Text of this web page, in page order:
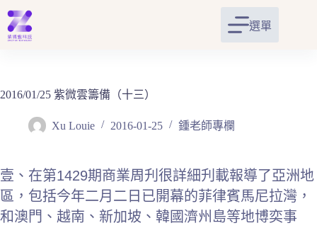
跳
至
主
容
選單
2016/01/25 紫微雲籌備（十三）
Xu Louie 2016-01-25 鍾老師專欄
壹、在第1429期商業周刋很詳細刋載報導了亞洲地
區，包括今年二月二日已開幕的菲律賓馬尼拉灣，
和澳門、越南、新加坡、韓國濟州島等地博奕事